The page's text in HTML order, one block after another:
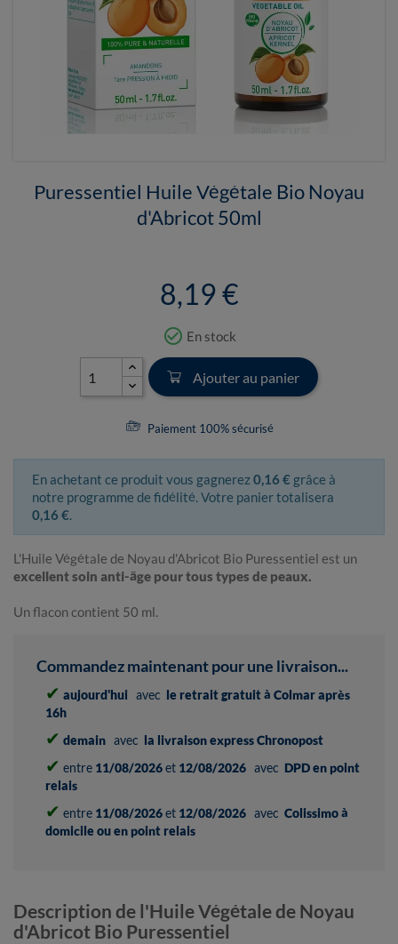
Puressentiel Huile Végétale Bio Noyau
d'Abricot 50ml
8,19 €
check_circle_outline En stock
Ajouter au panier
Paiement 100% sécurisé
En achetant ce produit vous gagnerez0,16 € grâce à
notre programme de fidélité. Votre panier totalisera
0,16 €.
L'Huile Végétale de Noyau d'Abricot Bio Puressentiel est un
excellent soin anti-âge pour tous types de peaux.
Un flacon contient 50 ml.
Commandez maintenant pour une livraison...
✔ aujourd'hui avec le retrait gratuit à Colmar après
16h
✔ demain avec la livraison express Chronopost
✔ entre 11/08/2026et 12/08/2026 avec DPD en point
relais
✔ entre 11/08/2026et 12/08/2026 avec Colissimo à
domicile ou en point relais
Description de l'Huile Végétale de Noyau
d'Abricot Bio Puressentiel